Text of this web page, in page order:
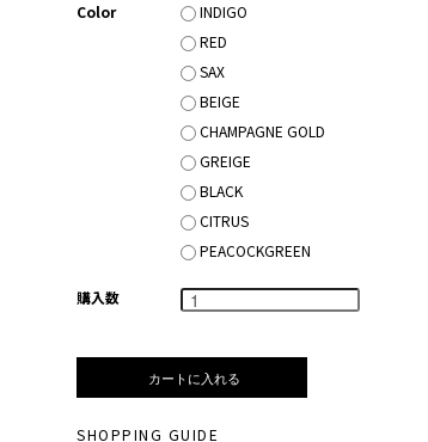
Color
INDIGO
RED
SAX
BEIGE
CHAMPAGNE GOLD
GREIGE
BLACK
CITRUS
PEACOCKGREEN
購入数
SHOPPING GUIDE